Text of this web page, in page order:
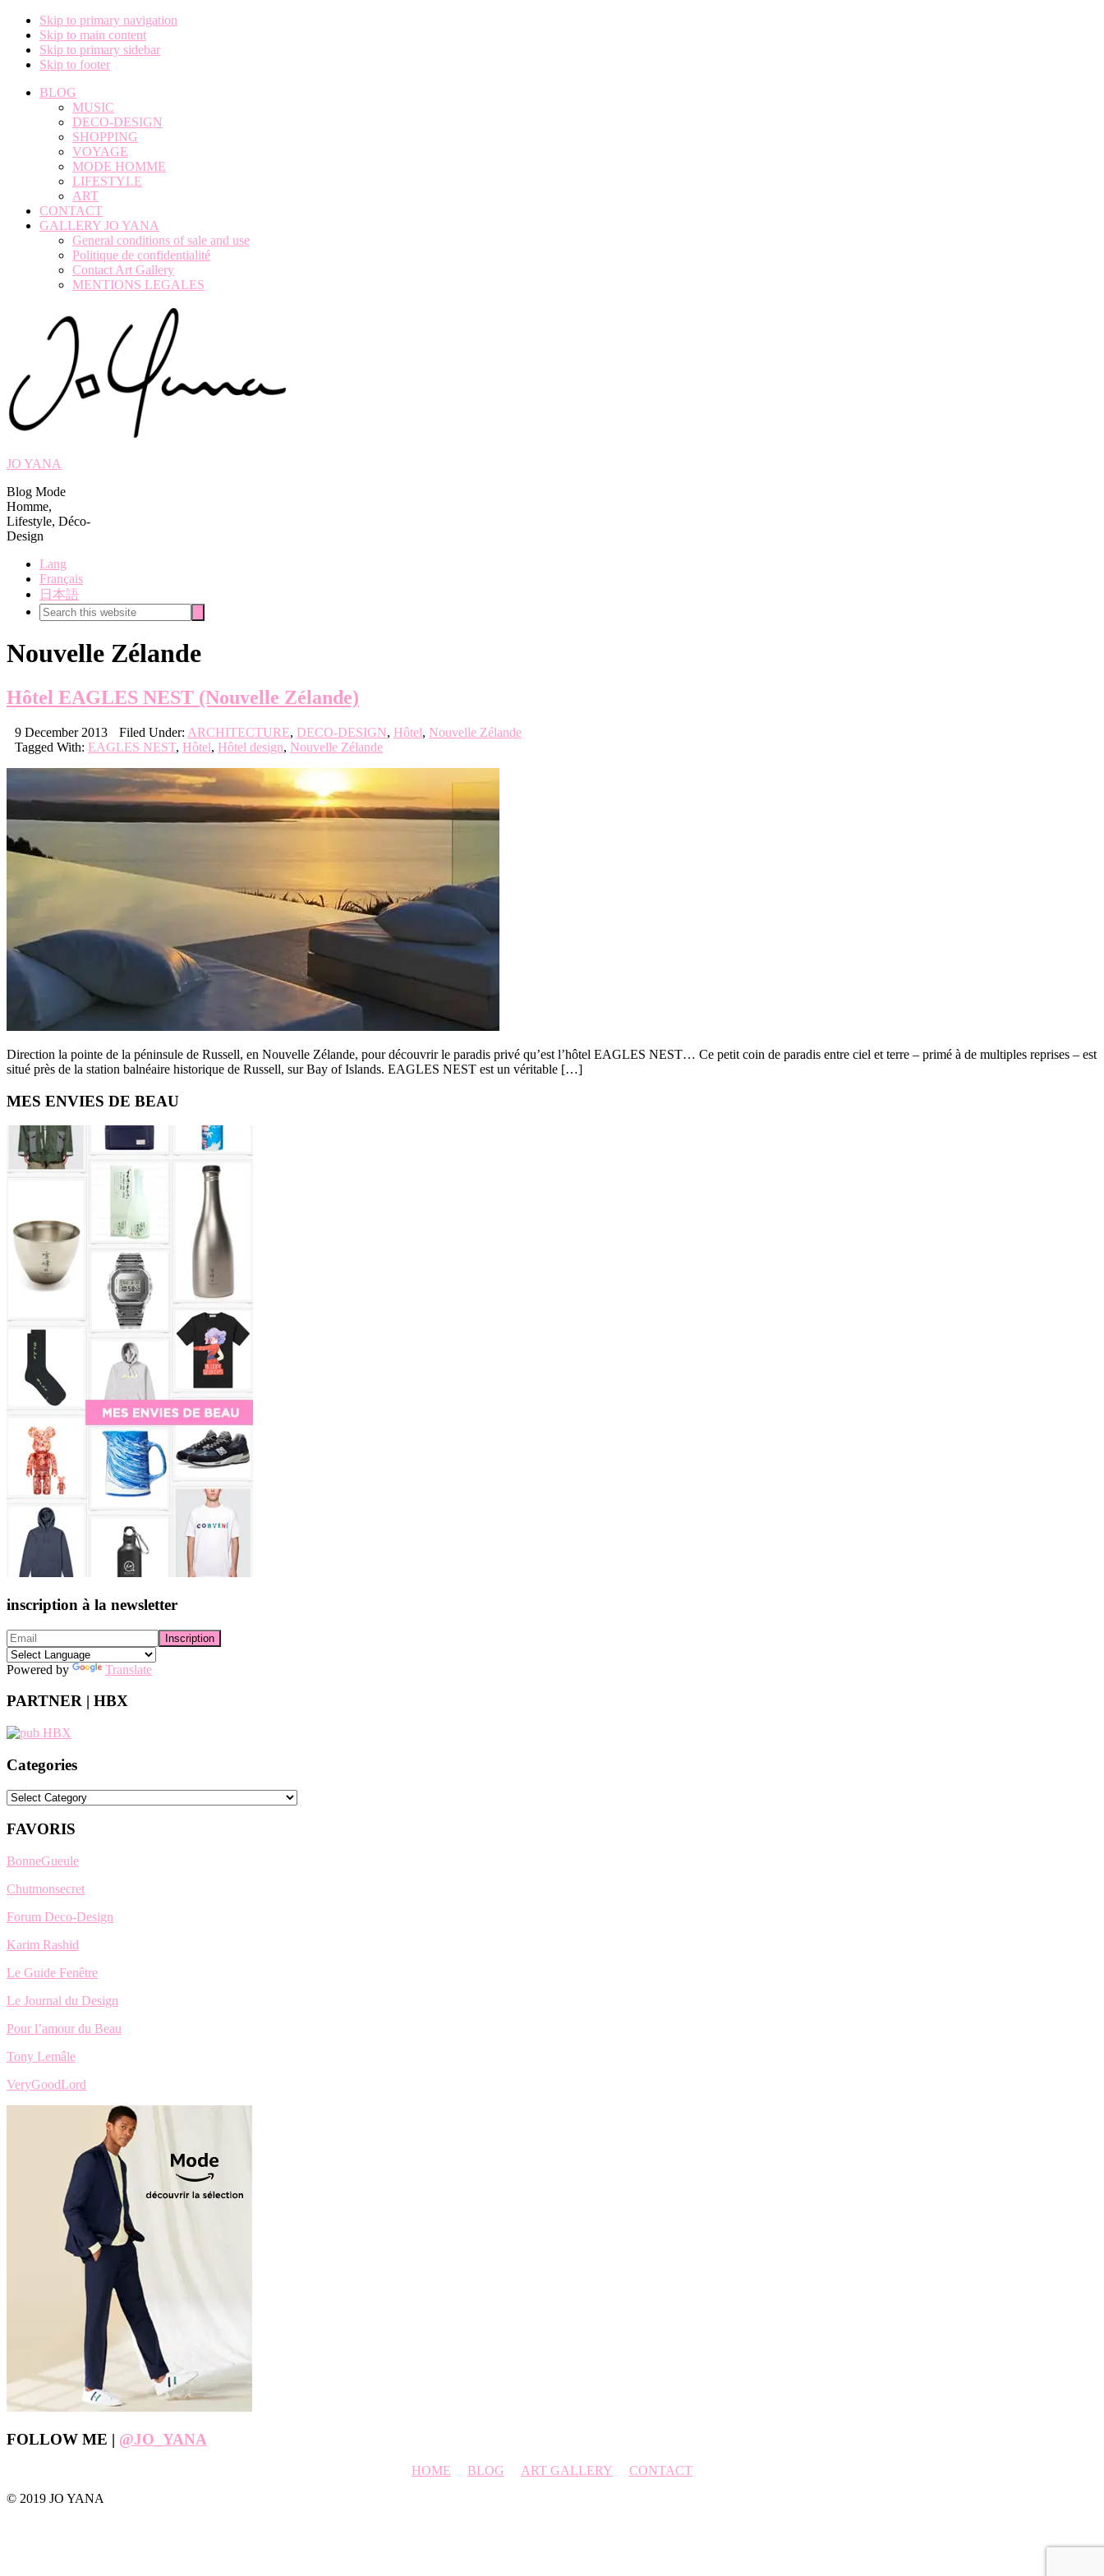
Skip to primary navigation
Skip to main content
Skip to primary sidebar
Skip to footer
BLOG
MUSIC
DECO-DESIGN
SHOPPING
VOYAGE
MODE HOMME
LIFESTYLE
ART
CONTACT
GALLERY JO YANA
General conditions of sale and use
Politique de confidentialité
Contact Art Gallery
MENTIONS LEGALES
JO YANA
Blog Mode
Homme,
Lifestyle, Déco-
Design
Lang
Français
日本語
Search
this
Nouvelle Zélande
Hôtel EAGLES NEST (Nouvelle Zélande)
9 December 2013 Filed Under: ARCHITECTURE, DECO-DESIGN, Hôtel, Nouvelle Zélande
Tagged With: EAGLES NEST, Hôtel, Hôtel design, Nouvelle Zélande
Direction la pointe de la péninsule de Russell, en Nouvelle Zélande, pour découvrir le paradis privé qu’est l’hôtel EAGLES NEST… Ce petit coin de paradis entre ciel et terre – primé à de multiples reprises – est
situé près de la station balnéaire historique de Russell, sur Bay of Islands. EAGLES NEST est un véritable […]
Primary
Sidebar
MES ENVIES DE BEAU
inscription à la newsletter
Powered by Translate
PARTNER | HBX
Categories
Categories
FAVORIS
BonneGueule
Chutmonsecret
Forum Deco-Design
Karim Rashid
Le Guide Fenêtre
Le Journal du Design
Pour l’amour du Beau
Tony Lemâle
VeryGoodLord
Footer
FOLLOW ME | @JO_YANA
HOME BLOG ART GALLERY
CONTACT
© 2019 JO YANA